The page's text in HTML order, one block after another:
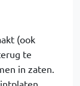
(ook
te
in zaten.